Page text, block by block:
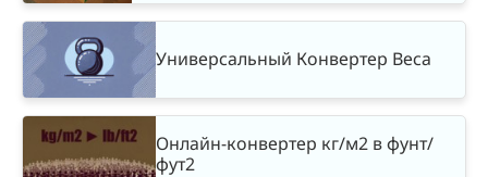
Универсальный Конвертер Веса
Онлайн-конвертер кг/м2 в фунт/
фут2